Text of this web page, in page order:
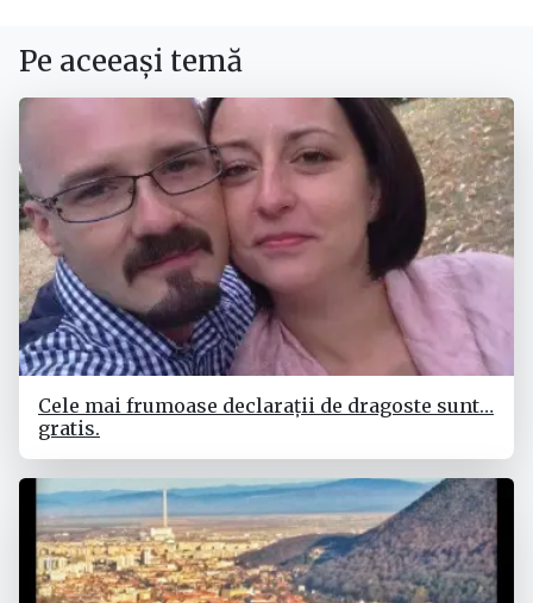
Pe aceeași temă
Cele mai frumoase declarații de dragoste sunt…
gratis.